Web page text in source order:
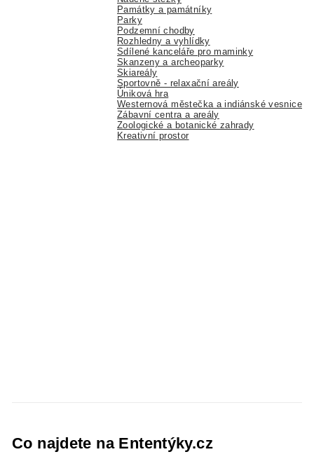
Památky a památníky
Parky
Podzemní chodby
Rozhledny a vyhlídky
Sdílené kanceláře pro maminky
Skanzeny a archeoparky
Skiareály
Sportovně - relaxační areály
Úniková hra
Westernová městečka a indiánské vesnice
Zábavní centra a areály
Zoologické a botanické zahrady
Kreativní prostor
Co najdete na Ententýky.cz